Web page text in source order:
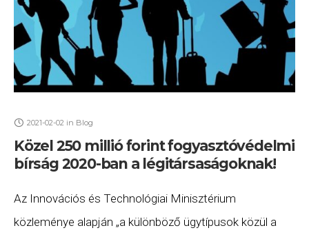
2021-02-02 in Blog
Közel 250 millió forint fogyasztóvédelmi
bírság 2020-ban a légitársaságoknak!
Az Innovációs és Technológiai Minisztérium
közleménye alapján „a különböző ügytípusok közül a